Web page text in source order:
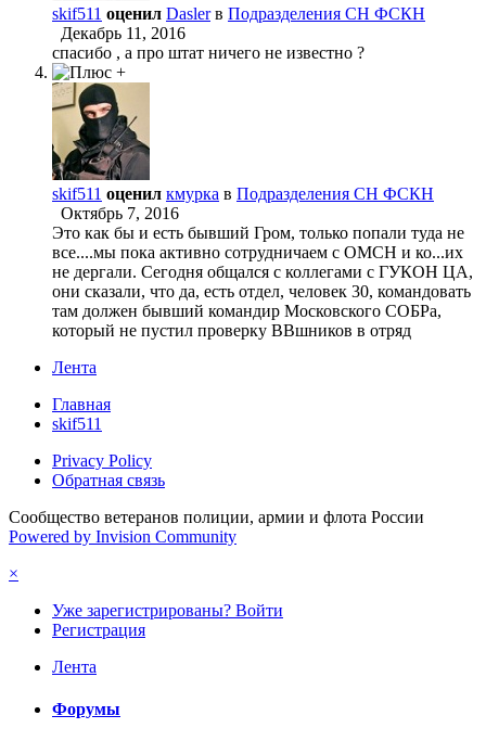
skif511 оценил Daslerв Подразделения СН ФСКН
Декабрь 11, 2016
спасибо , а про штат ничего не известно ?
skif511 оценил кмурка в Подразделения СН ФСКН
Октябрь 7, 2016
Это как бы и есть бывший Гром, только попали туда не
все....мы пока активно сотрудничаем с ОМСН и ко...их
не дергали. Сегодня общался с коллегами с ГУКОН ЦА,
они сказали, что да, есть отдел, человек 30, командовать
там должен бывший командир Московского СОБРа,
который не пустил проверку ВВшников в отряд
Лента
Главная
skif511
Privacy Policy
Обратная связь
Сообщество ветеранов полиции, армии и флота России
Powered by Invision Community
×
Уже зарегистрированы? Войти
Регистрация
Лента
Форумы